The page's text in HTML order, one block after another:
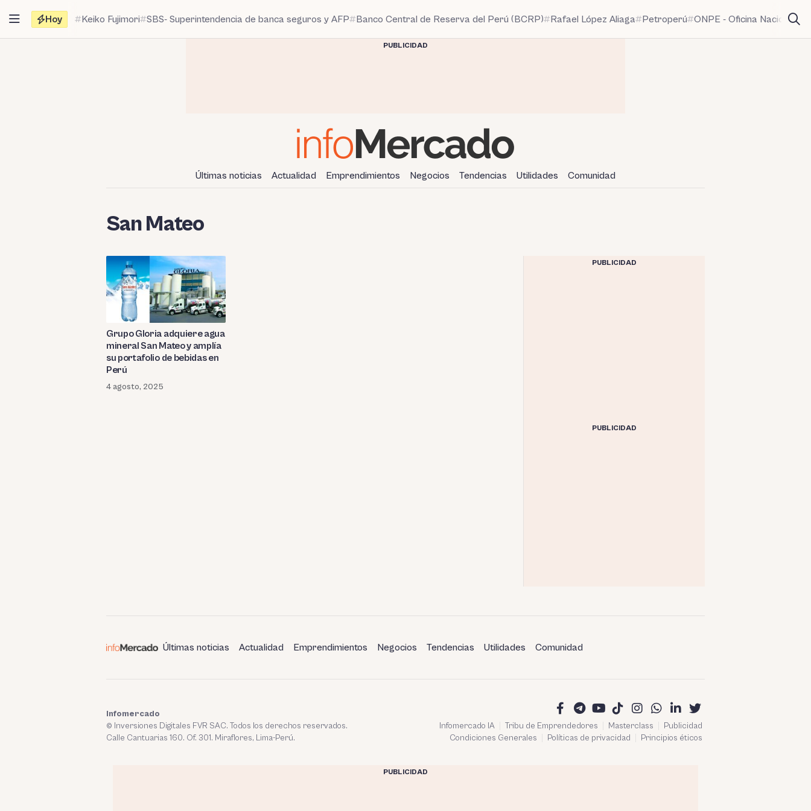
contenido
Hoy Keiko Fujimori SBS- Superintendencia de banca seguros y AFP Banco Central de Reserva del Perú (BCRP) Rafael López Aliaga Petroperú ONPE - Oficina Nacional
PUBLICIDAD
Últimas noticias Actualidad Emprendimientos Negocios Tendencias Utilidades Comunidad
San Mateo
Grupo Gloria adquiere agua
mineral San Mateo y amplía
su portafolio de bebidas en
Perú
4 agosto, 2025
PUBLICIDAD
PUBLICIDAD
Últimas noticias Actualidad Emprendimientos Negocios Tendencias Utilidades Comunidad
Infomercado IA Tribu de Emprendedores Masterclass
Publicidad
Condiciones Generales
Políticas de privacidad Principios éticos
Infomercado
© Inversiones Digitales FVR SAC. Todos los derechos reservados.
Calle Cantuarias 160. Of. 301. Miraflores, Lima-Perú.
PUBLICIDAD